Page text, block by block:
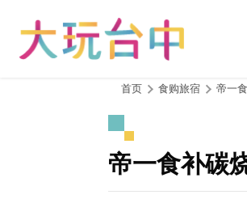
首页 食购旅宿 帝一
帝一食补碳